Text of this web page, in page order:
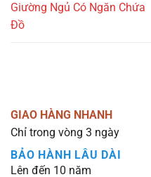
Giường Ngủ Có Ngăn Chứa
Đồ
GIAO HÀNG NHANH
Chỉ trong vòng 3 ngày
BẢO HÀNH LÂU DÀI
Lên đến 10 năm